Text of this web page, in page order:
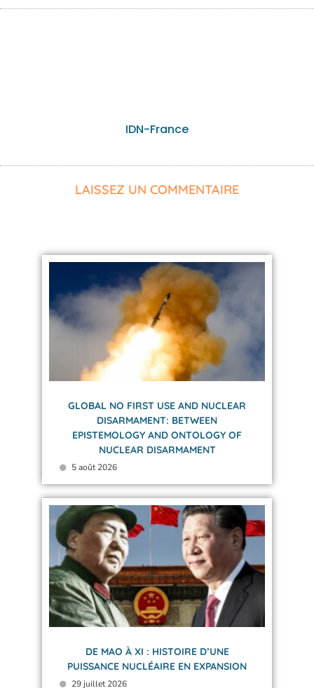
IDN-France
LAISSEZ UN COMMENTAIRE
GLOBAL NO FIRST USE AND NUCLEAR
DISARMAMENT: BETWEEN
EPISTEMOLOGY AND ONTOLOGY OF
NUCLEAR DISARMAMENT
5 août 2026
DE MAO À XI : HISTOIRE D’UNE
PUISSANCE NUCLÉAIRE EN EXPANSION
29 juillet 2026